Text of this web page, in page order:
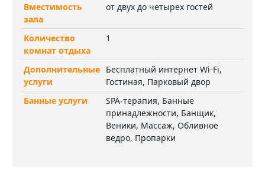
Вместимость
зала
от двух до четырех гостей
Количество
комнат отдыха
1
Дополнительные
услуги
Бесплатный интернет Wi-Fi,
Гостиная, Парковый двор
Банные услуги
SPA-терапия, Банные
принадлежности, Банщик,
Веники, Массаж, Обливное
ведро, Пропарки